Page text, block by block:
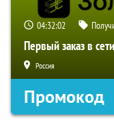
04:32:01
Первый заказ в
Россия
Промокод